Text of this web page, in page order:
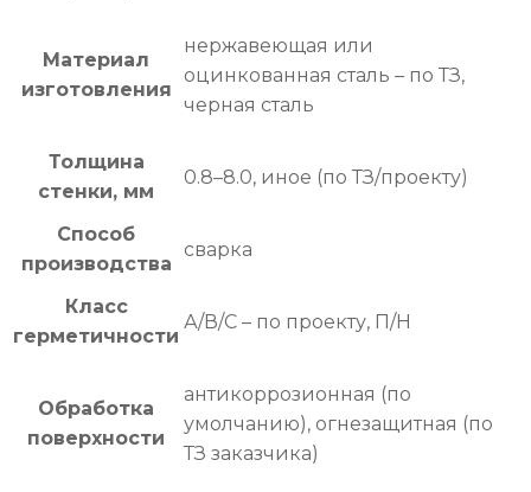
Материал
изготовления
нержавеющая или
оцинкованная сталь – по ТЗ,
черная сталь
Толщина
стенки, мм
0.8–8.0, иное (по ТЗ/проекту)
Способ
производства
сварка
Класс
герметичности
А/В/С – по проекту, П/Н
Обработка
поверхности
антикоррозионная (по
умолчанию), огнезащитная (по
ТЗ заказчика)